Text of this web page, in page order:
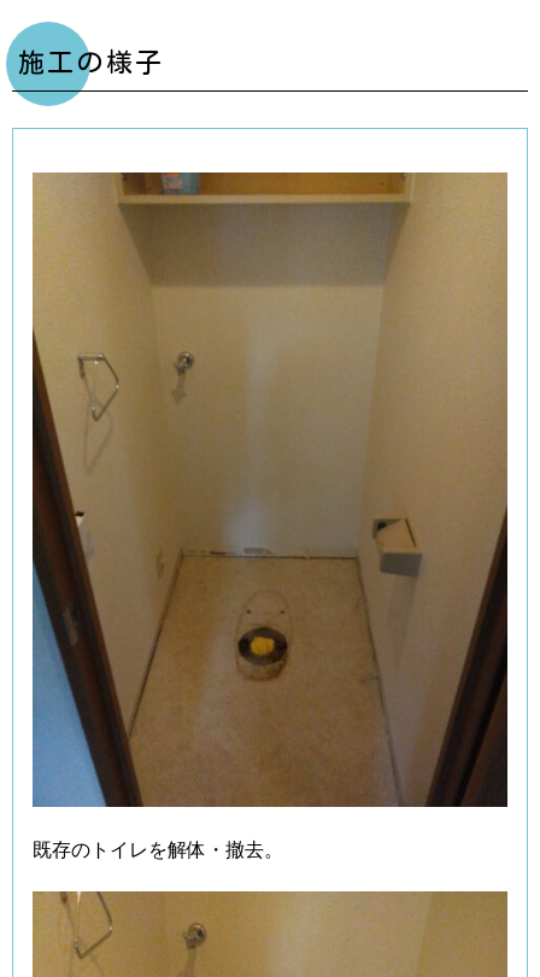
深くて広い、お手入れかんたんボウル
空間にすっきりと納まる直線基調のノイズレスデザインで
す。
施工の様子